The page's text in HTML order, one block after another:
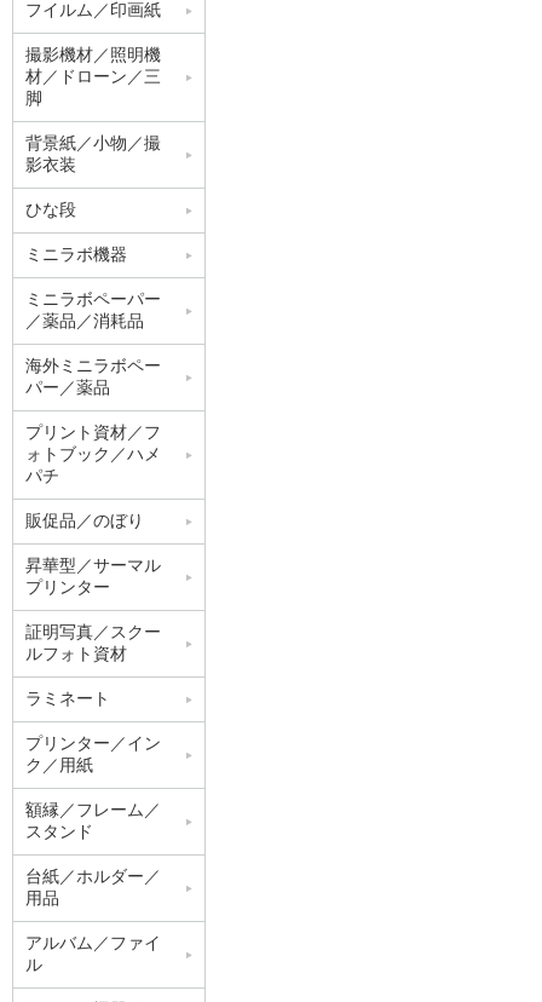
フイルム／印画紙
撮影機材／照明機
材／ドローン／三
脚
背景紙／小物／撮
影衣装
ひな段
ミニラボ機器
ミニラボペーパー
／薬品／消耗品
海外ミニラボペー
パー／薬品
プリント資材／フ
ォトブック／ハメ
パチ
販促品／のぼり
昇華型／サーマル
プリンター
証明写真／スクー
ルフォト資材
ラミネート
プリンター／イン
ク／用紙
額縁／フレーム／
スタンド
台紙／ホルダー／
用品
アルバム／ファイ
ル